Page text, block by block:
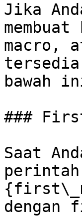
Jika
macro,
bawah
###
Saat
dengan